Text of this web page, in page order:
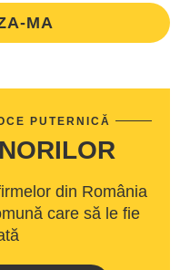
MA
PUTERNICĂ
din România
care să le fie